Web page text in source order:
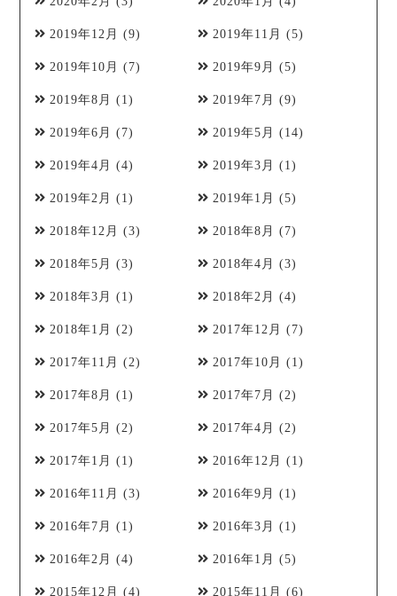
2019年12月 (9) 2019年11月 (5)
2019年10月 (7) 2019年9月 (5)
2019年8月 (1) 2019年7月 (9)
2019年6月 (7) 2019年5月 (14)
2019年4月 (4) 2019年3月 (1)
2019年2月 (1) 2019年1月 (5)
2018年12月 (3) 2018年8月 (7)
2018年5月 (3) 2018年4月 (3)
2018年3月 (1) 2018年2月 (4)
2018年1月 (2) 2017年12月 (7)
2017年11月 (2) 2017年10月 (1)
2017年8月 (1) 2017年7月 (2)
2017年5月 (2) 2017年4月 (2)
2017年1月 (1) 2016年12月 (1)
2016年11月 (3) 2016年9月 (1)
2016年7月 (1) 2016年3月 (1)
2016年2月 (4) 2016年1月 (5)
2015年12月 (4) 2015年11月 (6)